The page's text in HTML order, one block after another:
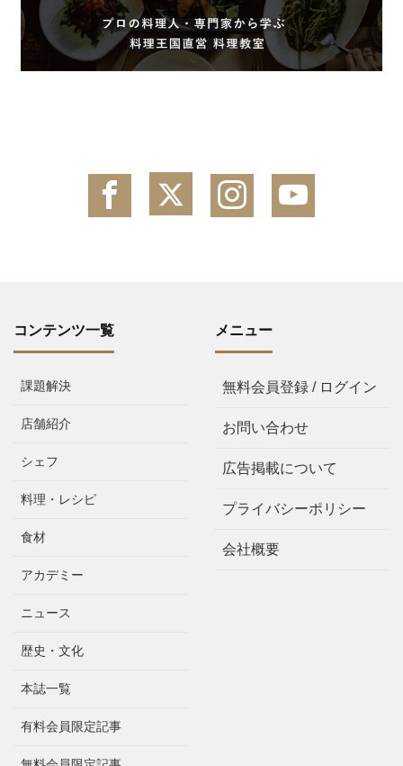
コンテンツ一覧
課題解決
店舗紹介
シェフ
料理・レシピ
食材
アカデミー
ニュース
歴史・文化
本誌一覧
有料会員限定記事
メニュー
無料会員登録 / ログイン
お問い合わせ
広告掲載について
プライバシーポリシー
会社概要